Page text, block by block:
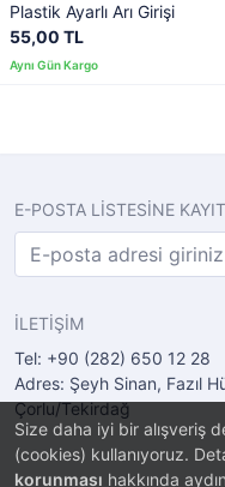
Size daha iyi bir alışveriş
(cookies) kullanıyoruz.
korunması hakkında
Plastik Ayarlı Arı Girişi
55,00 TL
E-POSTA LİSTESİNE
İLETİŞİM
Tel: +90 (282) 650 12 28
Adres: Şeyh Sinan, Fazıl
Çorlu/Tekirdağ